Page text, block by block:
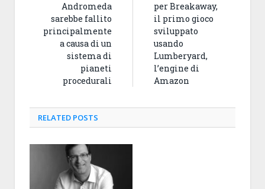
Andromeda
sarebbe fallito
principalmente
a causa di un
sistema di
pianeti
procedurali
per Breakaway,
il primo gioco
sviluppato
usando
Lumberyard,
l’engine di
Amazon
RELATED POSTS